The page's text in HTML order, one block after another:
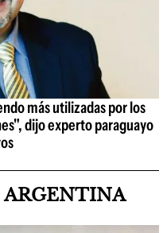
más utilizadas por los
dijo experto paraguayo